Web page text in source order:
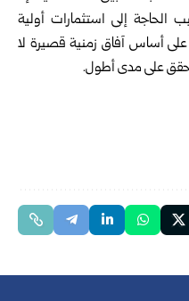
الحاجة إلى استثمارات أولية
على أساس آفاق زمنية قصيرة لا
على مدى أطول.